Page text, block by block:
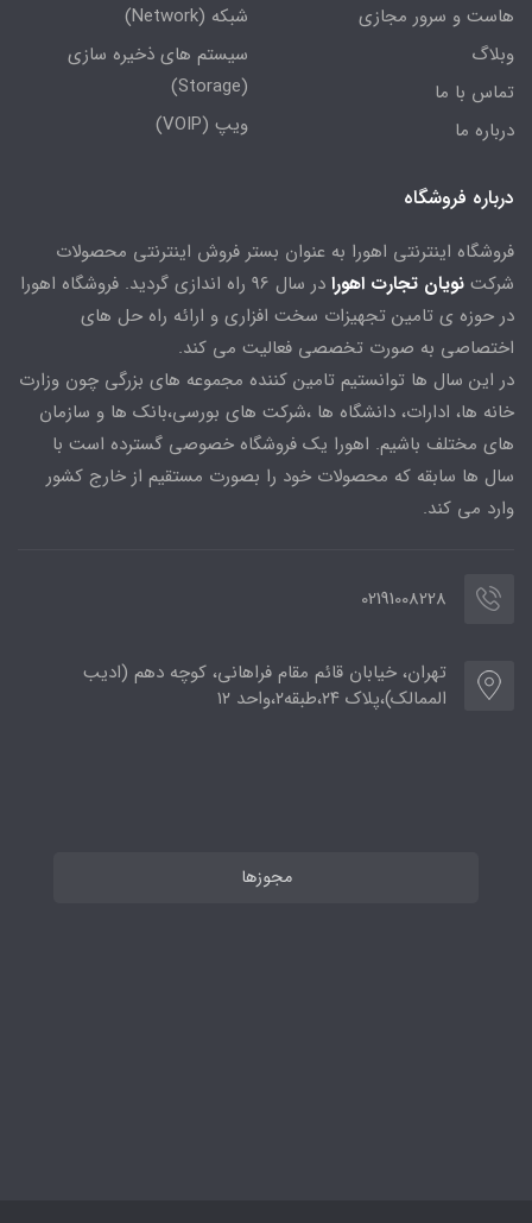
هاست و سرور مجازی
وبلاگ
تماس با ما
درباره ما
شبکه (Network)
سیستم های ذخیره سازی
(Storage)
ویپ (VOIP)
درباره فروشگاه
فروشگاه اینترنتی اهورا به عنوان بستر فروش اینترنتی محصولات
شرکت نویان تجارت اهورا
در سال 96 راه اندازی گردید. فروشگاه اهورا
در حوزه ی تامین تجهیزات سخت افزاری و ارائه راه حل های
اختصاصی به صورت تخصصی فعالیت می کند.
در این سال ها توانستیم تامین کننده مجموعه های بزرگی چون وزارت
خانه ها، ادارات، دانشگاه ها ،شرکت های بورسی،بانک ها و سازمان
های مختلف باشیم. اهورا یک فروشگاه خصوصی گسترده است با
سال ها سابقه که محصولات خود را بصورت مستقیم از خارج کشور
وارد می کند.
02191008228
تهران، خیابان قائم مقام فراهانی، کوچه دهم (ادیب
الممالک)،پلاک ۲۴،طبقه۲،واحد ۱۲
مجوزها